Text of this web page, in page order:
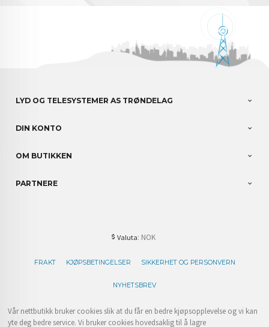
LYD OG TELESYSTEMER AS TRØNDELAG
DIN KONTO
OM BUTIKKEN
PARTNERE
Valuta: NOK
FRAKT KJØPSBETINGELSER SIKKERHET OG PERSONVERN
NYHETSBREV
Vår nettbutikk bruker cookies slik at du får en bedre kjøpsopplevelse og vi kan
yte deg bedre service. Vi bruker cookies hovedsaklig til å lagre